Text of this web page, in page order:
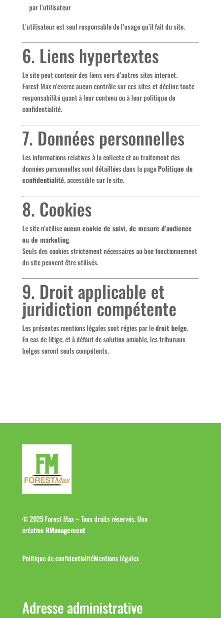
par l’utilisateur
L’utilisateur est seul responsable de l’usage qu’il fait du site.
6. Liens hypertextes
Le site peut contenir des liens vers d’autres sites internet.
Forest Max n’exerce aucun contrôle sur ces sites et décline toute
responsabilité quant à leur contenu ou à leur politique de
confidentialité.
7. Données personnelles
Les informations relatives à la collecte et au traitement des
données personnelles sont détaillées dans la pagePolitique de
confidentialité, accessible sur le site.
8. Cookies
Le site n’utiliseaucun cookie de suivi, de mesure d’audience
ou de marketing.
Seuls des cookies strictement nécessaires au bon fonctionnement
du site peuvent être utilisés.
9. Droit applicable et
juridiction compétente
Les présentes mentions légales sont régies par ledroit belge.
En cas de litige, et à défaut de solution amiable, les tribunaux
belges seront seuls compétents.
© 2025 Forest Max – Tous droits réservés. Une
créationRManagement
Politique de confidentialitéMentions légales
Adresse administrative